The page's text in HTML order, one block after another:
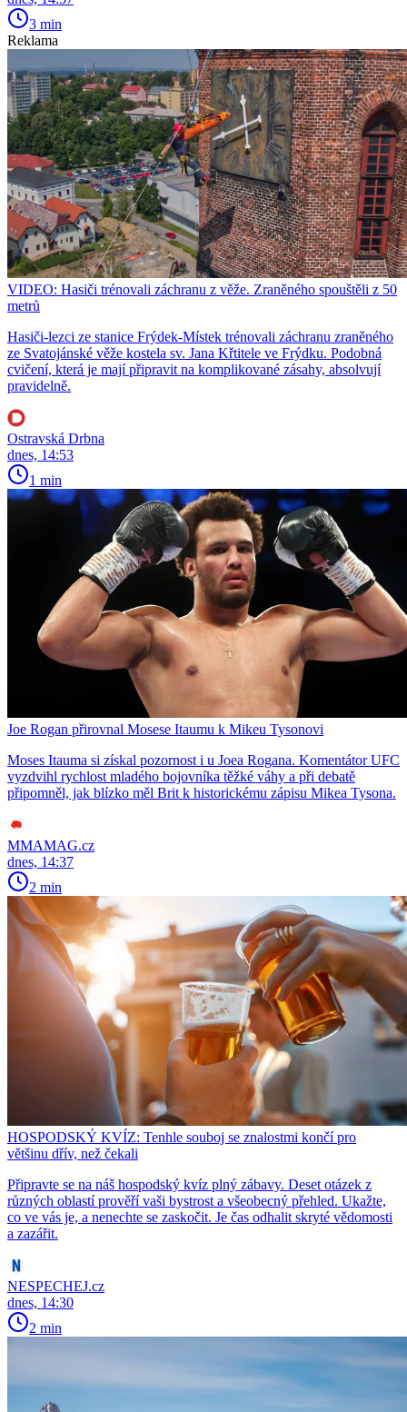
3 min
Reklama
VIDEO: Hasiči trénovali záchranu z věže. Zraněného spouštěli z 50
metrů
Hasiči-lezci ze stanice Frýdek-Místek trénovali záchranu zraněného
ze Svatojánské věže kostela sv. Jana Křtitele ve Frýdku. Podobná
cvičení, která je mají připravit na komplikované zásahy, absolvují
pravidelně.
Ostravská Drbna
dnes, 14:53
1 min
Joe Rogan přirovnal Mosese Itaumu k Mikeu Tysonovi
Moses Itauma si získal pozornost i u Joea Rogana. Komentátor UFC
vyzdvihl rychlost mladého bojovníka těžké váhy a při debatě
připomněl, jak blízko měl Brit k historickému zápisu Mikea Tysona.
MMAMAG.cz
dnes, 14:37
2 min
HOSPODSKÝ KVÍZ: Tenhle souboj se znalostmi končí pro
většinu dřív, než čekali
Připravte se na náš hospodský kvíz plný zábavy. Deset otázek z
různých oblastí prověří vaši bystrost a všeobecný přehled. Ukažte,
co ve vás je, a nenechte se zaskočit. Je čas odhalit skryté vědomosti
a zazářit.
NESPECHEJ.cz
dnes, 14:30
2 min